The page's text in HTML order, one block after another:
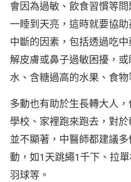
會因為過敏、飲食習慣等
一睡到天亮，這時就要協
中斷的因素，包括透過吃
解皮膚或鼻子過敏困擾，
水、含糖過高的水果、食物
多動也有助於生長轉大人
學校、家裡跑來跑去，對
並不顯著，中醫師都建議
動，如1天跳繩1千下、拉
羽球等。